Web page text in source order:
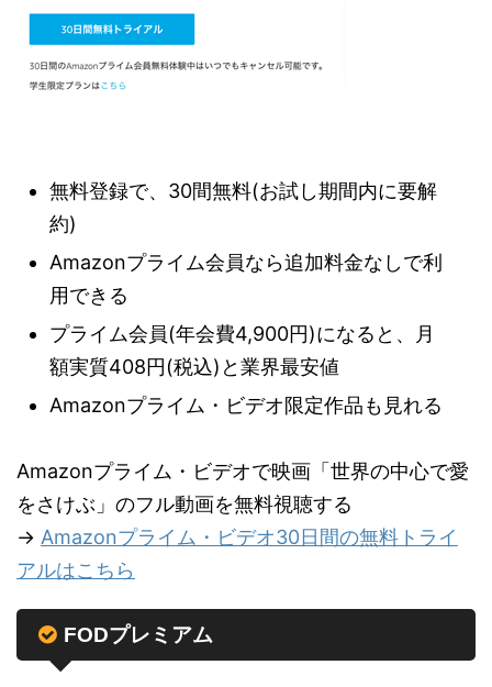
無料登録で、30間無料(お試し期間内に要解
約)
Amazonプライム会員なら追加料金なしで利
用できる
プライム会員(年会費4,900円)になると、月
額実質408円(税込)と業界最安値
Amazonプライム・ビデオ限定作品も見れる
Amazonプライム・ビデオで映画「世界の中心で愛
をさけぶ」のフル動画を無料視聴する
→ Amazonプライム・ビデオ30日間の無料トライ
アルはこちら
FODプレミアム